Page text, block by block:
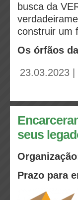
busca da
construir um
Os órfãos
23.03.2023 |
seus
Prazo para